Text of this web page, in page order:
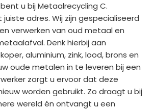
u bij Metaalrecycling C.
adres. Wij zijn gespecialiseerd
verwerken van oud metaal en
Denk hierbij aan
aluminium, zink, lood, brons en
oude metalen in te leveren bij een
zorgt u ervoor dat deze
worden gebruikt. Zo draagt u bij
wereld én ontvangt u een